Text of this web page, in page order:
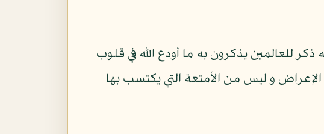
للعالمين يذكرون به ما أودع الله في قلوب
الإعراض و ليس من الأمتعة التي يكتسب بها